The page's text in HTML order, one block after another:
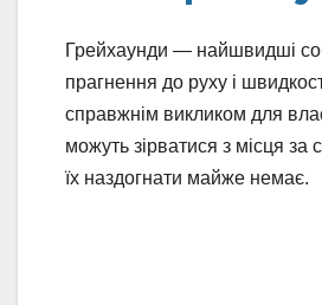
Грейхаунди — найшвидші
прагнення до руху і
справжнім викликом для
можуть зірватися з місця за
їх наздогнати майже немає.